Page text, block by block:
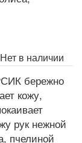
Нет в наличии